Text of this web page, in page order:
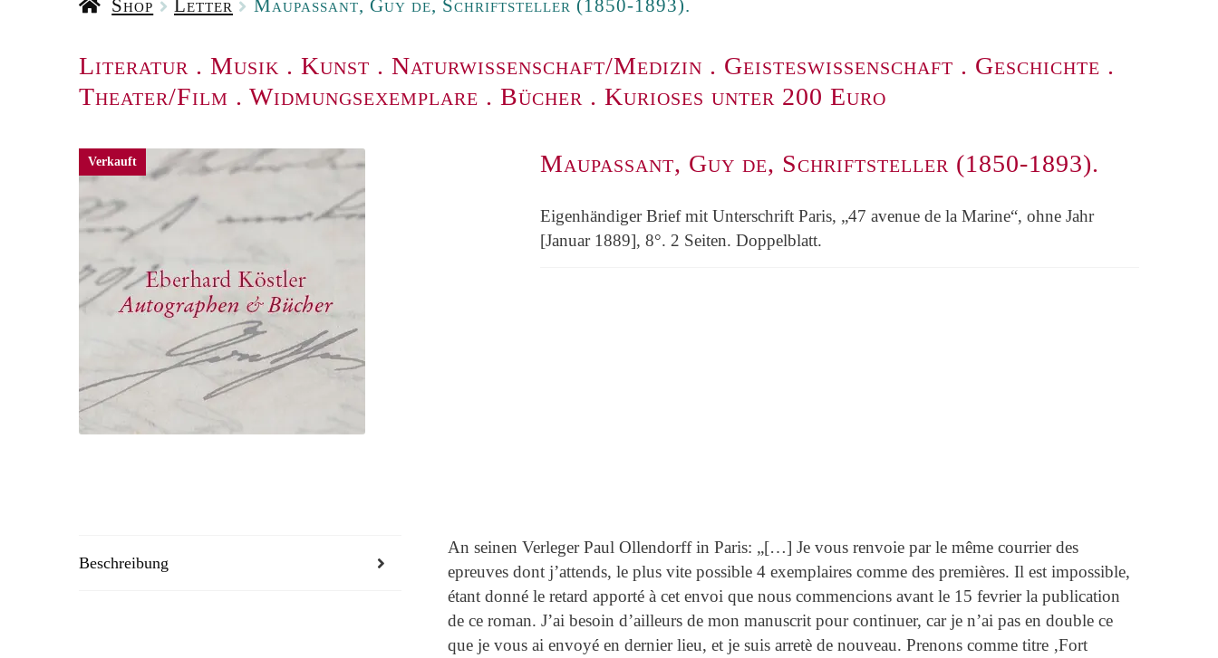
Shop Letter Maupassant, Guy de, Schriftsteller (1850-1893).
Literatur . Musik . Kunst . Naturwissenschaft/Medizin . Geisteswissenschaft . Geschichte .
Theater/Film . Widmungsexemplare . Bücher . Kurioses unter 200 Euro
Verkauft Maupassant, Guy de, Schriftsteller (1850-1893).
Eigenhändiger Brief mit Unterschrift Paris, „47 avenue de la Marine“, ohne Jahr
[Januar 1889], 8°. 2 Seiten. Doppelblatt.
Beschreibung
An seinen Verleger Paul Ollendorff in Paris: „[…] Je vous renvoie par le même courrier des
epreuves dont j’attends, le plus vite possible 4 exemplaires comme des premières. Il est impossible,
étant donné le retard apporté à cet envoi que nous commencions avant le 15 fevrier la publication
de ce roman. J’ai besoin d’ailleurs de mon manuscrit pour continuer, car je n’ai pas en double ce
que je vous ai envoyé en dernier lieu, et je suis arretè de nouveau. Prenons comme titre ‚Fort